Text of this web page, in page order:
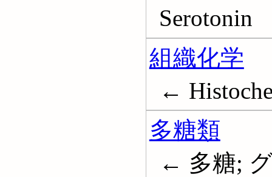
Serotonin
組織化学
←
多糖類
← 多糖;